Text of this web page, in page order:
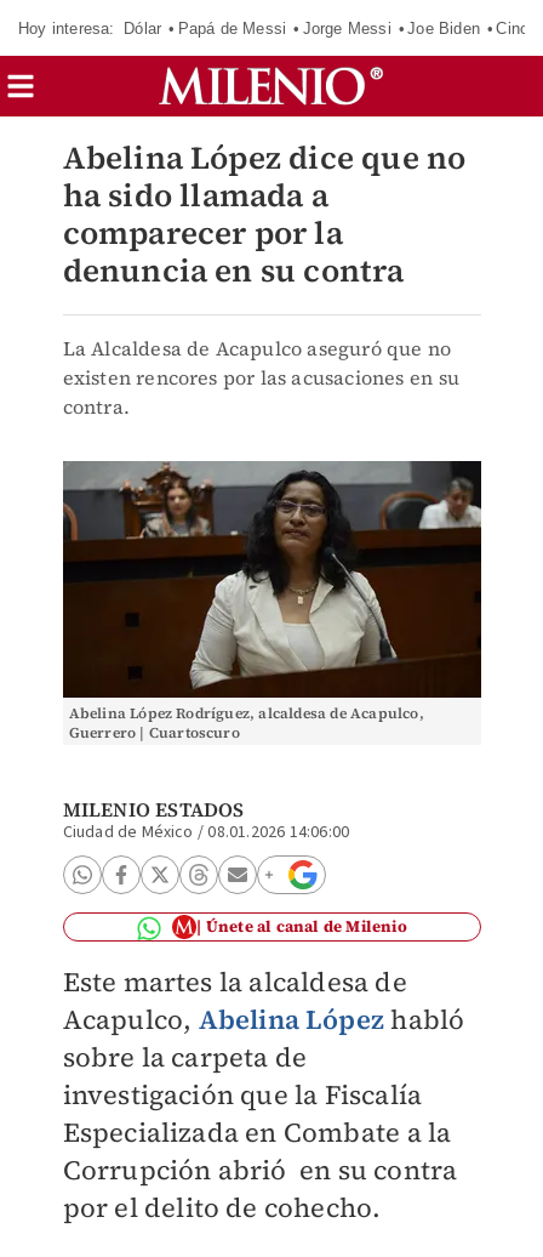
Hoy interesa: Dólar Papá de Messi Jorge Messi Joe Biden
Abelina López dice que no
ha sido llamada a
comparecer por la
denuncia en su contra
La Alcaldesa de Acapulco aseguró que no
existen rencores por las acusaciones en su
contra.
Abelina López Rodríguez, alcaldesa de Acapulco,
Guerrero | Cuartoscuro
MILENIO ESTADOS
Ciudad de México /08.01.2026 14:06:00
Únete al canal de Milenio
Este martes la alcaldesa de
Acapulco, Abelina Lópezhabló
sobre la carpeta de
investigación que la Fiscalía
Especializada en Combate a la
Corrupción abrió en su contra
por el delito de cohecho.